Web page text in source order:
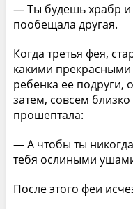
— Ты будешь храбр и
пообещала другая.
Когда третья фея,
какими прекрасными
ребенка ее подруги,
затем, совсем
прошептала:
— А чтобы ты
тебя ослиными
После этого феи